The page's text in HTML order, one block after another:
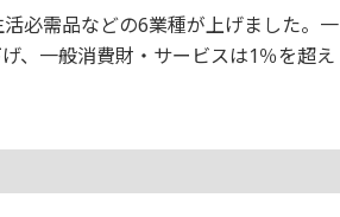
必需品などの6業種が上げました。一
、一般消費財・サービスは1％を超え